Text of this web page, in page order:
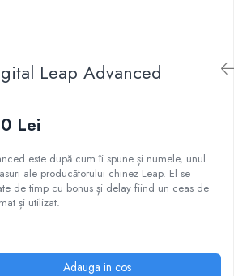
Din Plastic
Leap Advanced
Lei
este după cum îi spune și numele, unul
ale producătorului chinez Leap. El se
de timp cu bonus și delay fiind un ceas de
și utilizat.
Adauga in cos